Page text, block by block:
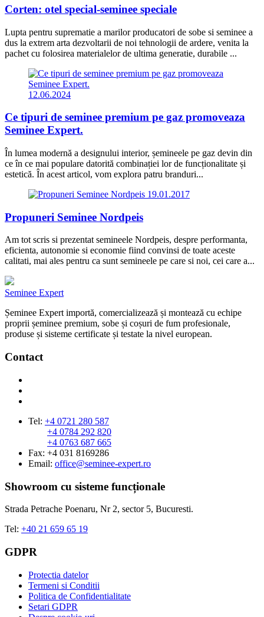
Corten: otel special-seminee speciale
Lupta pentru suprematie a marilor producatori de sobe si seminee a
dus la extrem arta dezvoltarii de noi tehnologii de ardere, venita la
pachet cu folosirea materialelor de ultima generatie, durabile ...
12.06.2024
Ce tipuri de seminee premium pe gaz promoveaza
Seminee Expert.
În lumea modernă a designului interior, șemineele pe gaz devin din
ce în ce mai populare datorită combinației lor de funcționalitate și
estetică. În acest articol, vom explora patru branduri...
19.01.2017
Propuneri Seminee Nordpeis
Am tot scris si prezentat semineele Nordpeis, despre performanta,
eficienta, autonomie si economie fiind convinsi de toate aceste
calitati, mai ales pentru ca sunt semineele pe care si noi, cei care a...
Seminee Expert
Șeminee Expert importă, comercializează și montează cu echipe
proprii șeminee premium, sobe și coșuri de fum profesionale,
produse și sisteme certificate și testate la nivel european.
Contact
Tel: +4 0721 280 587
+4 0784 292 820
+4 0763 687 665
Fax: +4 031 8169286
Email: office@seminee-expert.ro
Showroom cu sisteme funcționale
Strada Petrache Poenaru, Nr 2, sector 5, Bucuresti.
Tel: +40 21 659 65 19
GDPR
Protectia datelor
Termeni si Conditii
Politica de Confidentialitate
Setari GDPR